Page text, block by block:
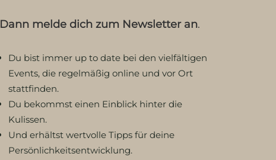
Dann melde dich zum Newsletter an.
Du bist immer up to date bei den vielfältigen
Events, die regelmäßig online und vor Ort
stattfinden.
Du bekommst einen Einblick hinter die
Kulissen.
Und erhältst wertvolle Tipps für deine
Persönlichkeitsentwicklung.